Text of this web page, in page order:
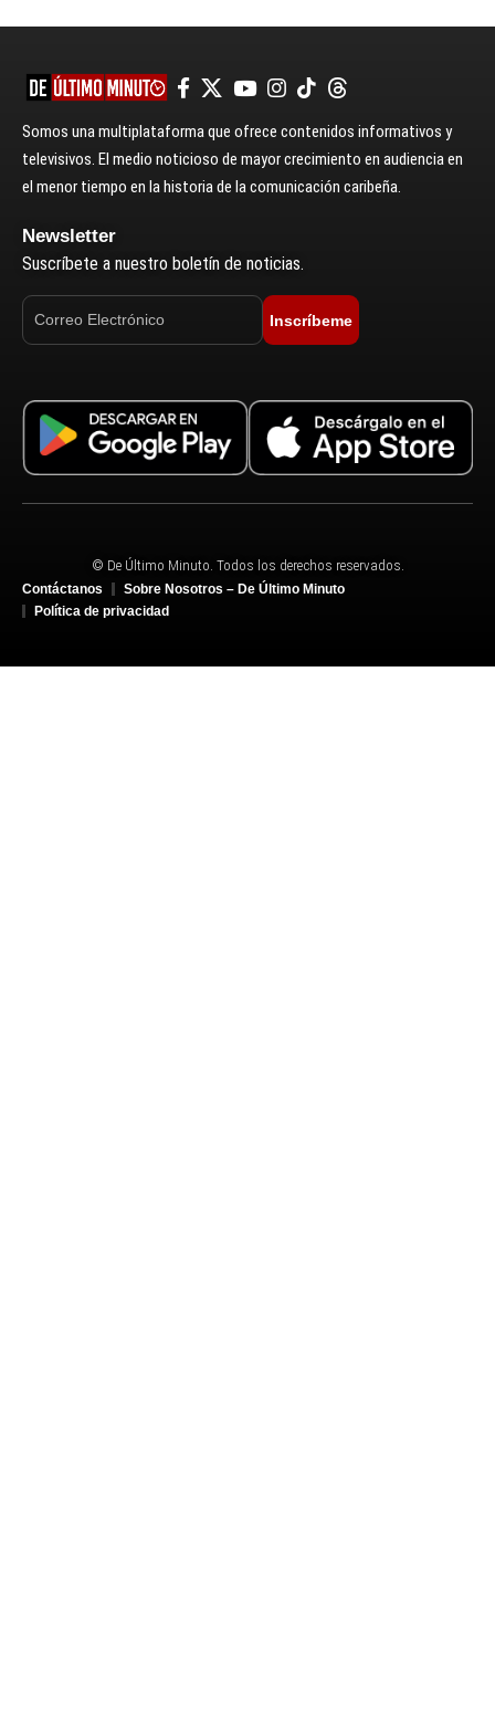
Somos una multiplataforma que ofrece contenidos informativos y
televisivos. El medio noticioso de mayor crecimiento en audiencia en
el menor tiempo en la historia de la comunicación caribeña.
Newsletter
Suscríbete a nuestro boletín de noticias.
Inscríbeme
© De Último Minuto. Todos los derechos reservados.
Contáctanos
Sobre Nosotros – De Último Minuto
Política de privacidad